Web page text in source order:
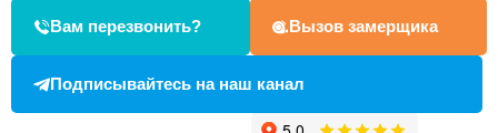
Вам перезвонить? Вызов замерщика
Подписывайтесь на наш канал